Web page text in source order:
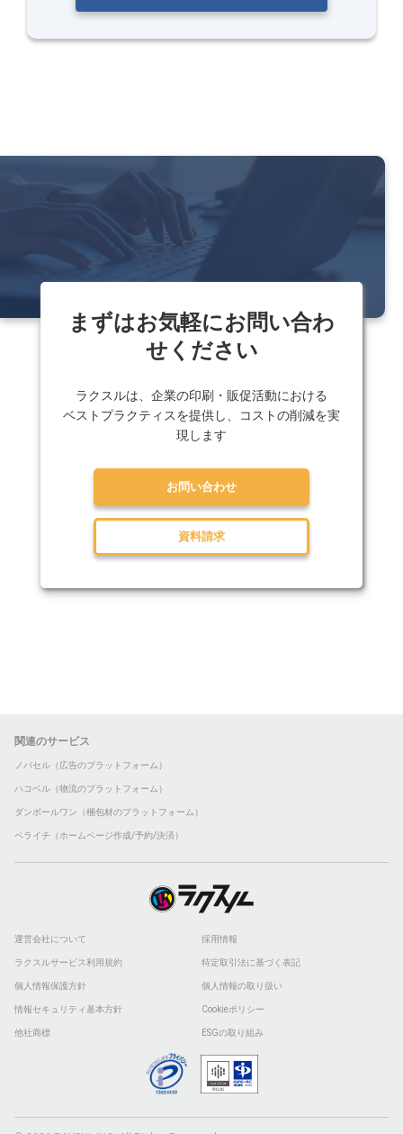
まずはお気軽にお問い合わ
せください
ラクスルは、企業の印刷・販促活動における
ベストプラクティスを提供し、コストの削減を実
現します
お問い合わせ
資料請求
関連のサービス
ノバセル（広告のプラットフォーム）
ハコベル（物流のプラットフォーム）
ダンボールワン（梱包材のプラットフォーム）
ペライチ（ホームページ作成/予約/決済）
運営会社について 採用情報
ラクスルサービス利用規約 特定取引法に基づく表記
個人情報保護方針 個人情報の取り扱い
情報セキュリティ基本方針 Cookieポリシー
他社商標 ESGの取り組み